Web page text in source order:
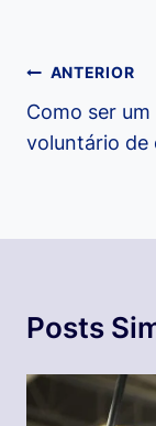
de
Post
ANTERIOR
Como ser um
voluntário de
Posts